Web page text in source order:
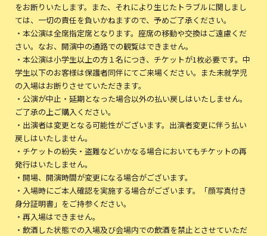
をお断りいたします。また、それにより生じたトラブルに関しまし
ては、一切の責任を負いかねますので、予めご了承ください。
・本公演は全席指定席となります。座席の移動や交換はご遠慮くだ
さい。なお、開演中の通路での観覧はできません。
・本公演は小学生以上の方１名につき、チケットが1枚必要です。中
学生以下のお客様は保護者同伴にてご来場ください。また未就学児
の入場はお断りさせていただきます。
・公演が中止・延期となった場合以外の払い戻しはいたしません。
ご了承の上ご購入ください。
・出演者は変更となる可能性がございます。出演者変更に伴う払い
戻しはいたしません。
・チケットの紛失・盗難などいかなる場合においてもチケットの再
発行はいたしません。
・開場、開演時間が変更になる場合がございます。
・入場時にご本人確認を実施する場合がございます。「顔写真付き
身分証明書」をご持参ください。
・再入場はできません。
・飲酒した状態での入場及び会場内での飲酒を禁止とさせていただ